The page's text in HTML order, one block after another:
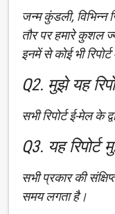
जन्म कुंडली, विभिन्न
तौर पर हमारे कुशल
इनमें से कोई भी
Q2. मुझे यह
सभी रिपोर्ट ई-मेल के
Q3. यह रिपोर्ट
सभी प्रकार की
समय लगता है।